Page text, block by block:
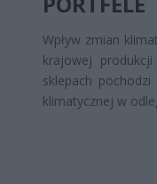
Wpływ zmian
krajowej
sklepach
klimatycznej w